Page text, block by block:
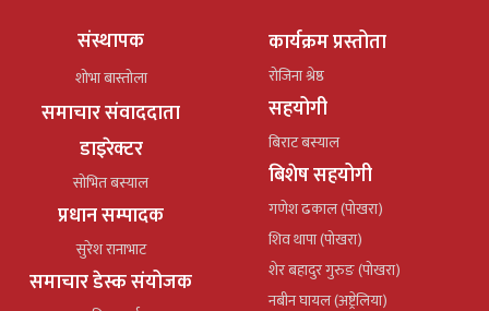
संस्थापक
शोभा बास्तोला
समाचार संवाददाता
डाइरेक्टर
सोभित बस्याल
प्रधान सम्पादक
सुरेश रानाभाट
समाचार डेस्क संयोजक
कार्यक्रम प्रस्तोता
रोजिना श्रेष्ठ
सहयोगी
बिराट बस्याल
बिशेष सहयोगी
गणेश ढकाल (पोखरा)
शिव थापा (पोखरा)
शेर बहादुर गुरुङ (पोखरा)
नबीन घायल (अष्ट्रेलिया)